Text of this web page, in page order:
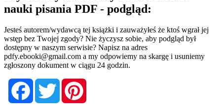
nauki pisania PDF - podgląd:
Jesteś autorem/wydawcą tej książki i zauważyłeś że ktoś wgrał jej
wstęp bez Twojej zgody? Nie życzysz sobie, aby podgląd był
dostępny w naszym serwisie? Napisz na adres
pdfy.ebooki@gmail.com a my odpowiemy na skargę i usuniemy
zgłoszony dokument w ciągu 24 godzin.
FacebookTwitter